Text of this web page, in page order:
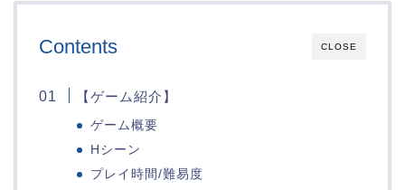
CLOSE
Contents
【ゲーム紹介】
ゲーム概要
Hシーン
プレイ時間/難易度